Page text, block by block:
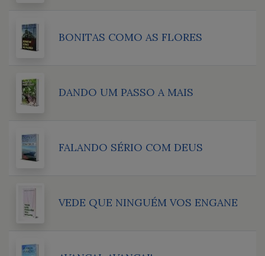
BONITAS COMO AS FLORES
DANDO UM PASSO A MAIS
FALANDO SÉRIO COM DEUS
VEDE QUE NINGUÉM VOS ENGANE